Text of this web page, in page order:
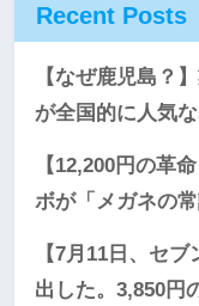
Recent Posts
【なぜ鹿児島？
が全国的に人気
【12,200円の革
ボが「メガネの
【7月11日、セ
出した。3,850円